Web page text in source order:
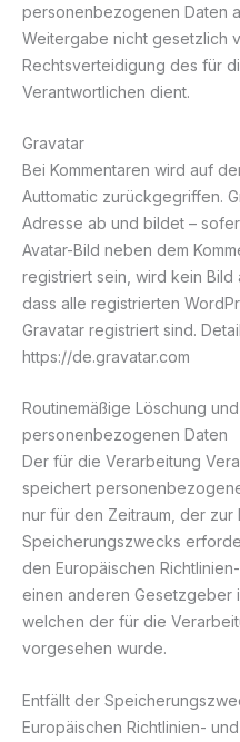
personenbezogenen Daten
Weitergabe nicht gesetzlich
Rechtsverteidigung des für
Verantwortlichen dient.
Gravatar
Bei Kommentaren wird auf
Auttomatic zurückgegriffen.
Adresse ab und bildet –
Avatar-Bild neben dem
registriert sein, wird kein Bild
dass alle registrierten
Gravatar registriert sind.
https://de.gravatar.com
Routinemäßige Löschung
personenbezogenen Daten
Der für die Verarbeitung
speichert
nur für den Zeitraum, der zur
Speicherungszwecks
den Europäischen
einen anderen Gesetzgeber
welchen der für die
vorgesehen wurde.
Entfällt der
Europäischen Richtlinien-